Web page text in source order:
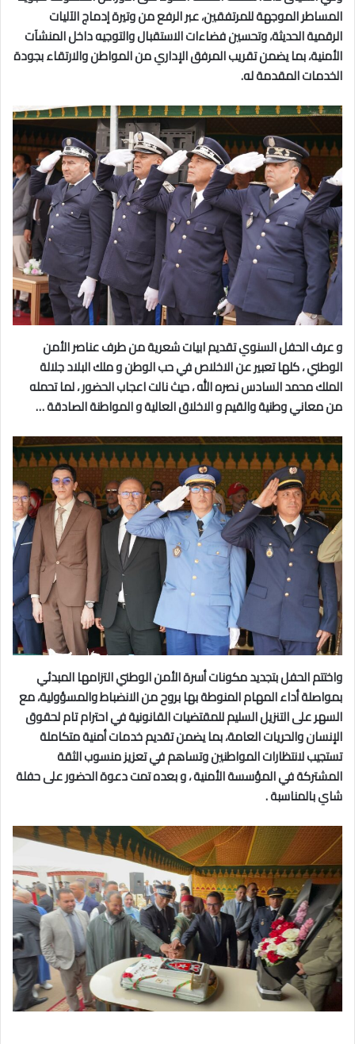
المساطر الموجهة للمرتفقين، عبر الرفع من وتيرة إدماج الآليات
الرقمية الحديثة، وتحسين فضاءات الاستقبال والتوجيه داخل المنشآت
الأمنية، بما يضمن تقريب المرفق الإداري من المواطن والارتقاء بجودة
الخدمات المقدمة له.
و عرف الحفل السنوي تقديم ابيات شعرية من طرف عناصر الأمن
الوطني ، كلها تعبير عن الاخلاص في حب الوطن و ملك البلاد جلالة
الملك محمد السادس نصره الله ، حيث نالت اعجاب الحضور ، لما تحمله
من معاني وطنية والقيم و الاخلاق العالية و المواطنة الصادقة …
واختتم الحفل بتجديد مكونات أسرة الأمن الوطني التزامها المبدئي
بمواصلة أداء المهام المنوطة بها بروح من الانضباط والمسؤولية، مع
السهر على التنزيل السليم للمقتضيات القانونية في احترام تام لحقوق
الإنسان والحريات العامة، بما يضمن تقديم خدمات أمنية متكاملة
تستجيب لانتظارات المواطنين وتساهم في تعزيز منسوب الثقة
المشتركة في المؤسسة الأمنية ، و بعده تمت دعوة الحضور على حفلة
شاي بالمناسبة .